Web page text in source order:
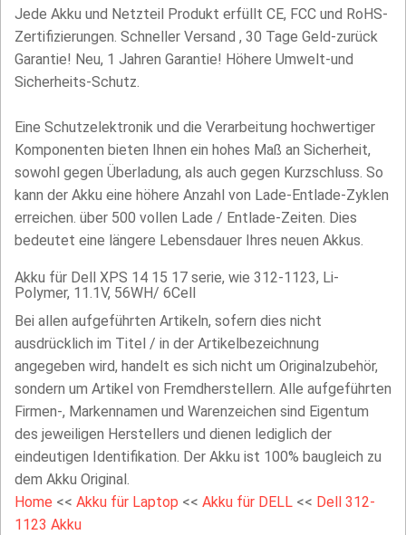
Jede Akku und Netzteil Produkt erfüllt CE, FCC und RoHS-
Zertifizierungen. Schneller Versand , 30 Tage Geld-zurück
Garantie! Neu, 1 Jahren Garantie! Höhere Umwelt-und
Sicherheits-Schutz.
Eine Schutzelektronik und die Verarbeitung hochwertiger
Komponenten bieten Ihnen ein hohes Maß an Sicherheit,
sowohl gegen Überladung, als auch gegen Kurzschluss. So
kann der Akku eine höhere Anzahl von Lade-Entlade-Zyklen
erreichen. über 500 vollen Lade / Entlade-Zeiten. Dies
bedeutet eine längere Lebensdauer Ihres neuen Akkus.
Akku für Dell XPS 14 15 17 serie, wie 312-1123, Li-
Polymer, 11.1V, 56WH/ 6Cell
Bei allen aufgeführten Artikeln, sofern dies nicht
ausdrücklich im Titel / in der Artikelbezeichnung
angegeben wird, handelt es sich nicht um Originalzubehör,
sondern um Artikel von Fremdherstellern. Alle aufgeführten
Firmen-, Markennamen und Warenzeichen sind Eigentum
des jeweiligen Herstellers und dienen lediglich der
eindeutigen Identifikation. Der Akku ist 100% baugleich zu
dem Akku Original.
Home << Akku für Laptop << Akku für DELL << Dell 312-
1123 Akku